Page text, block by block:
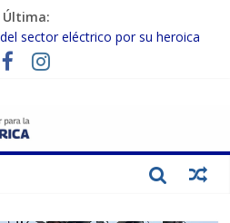
Última:
sector eléctrico por su heroica
J
con el sector privado para
en instalaciones del SEN
preventivo para fortalecer el SEN